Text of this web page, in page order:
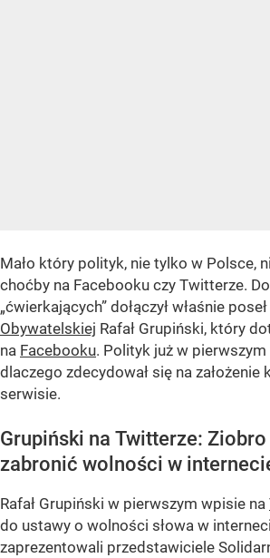
Mało który polityk, nie tylko w Polsce,
choćby na Facebooku czy Twitterze.
„ćwierkających” dołączył właśnie poseł
Obywatelskiej Rafał Grupiński, który
na Facebooku. Polityk już w pierwszym
dlaczego zdecydował się na założenie
serwisie.
Grupiński na Twitterze: Ziobro
zabronić wolności w
Rafał Grupiński w pierwszym wpisie na
do ustawy o wolności słowa w
zaprezentowali przedstawiciele